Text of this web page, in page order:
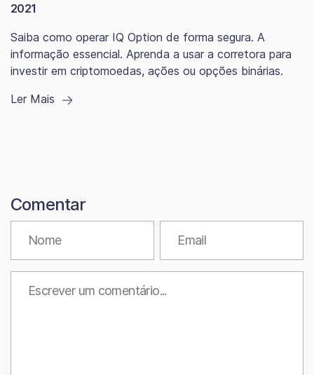
2021
Saiba como operar IQ Option de forma segura. A
informação essencial. Aprenda a usar a corretora para
investir em criptomoedas, ações ou opções binárias.
Ler Mais
Comentar